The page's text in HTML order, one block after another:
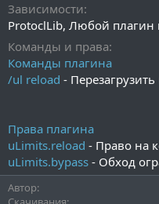
YAML:
# Плагины на заказ#
# Discord azim0k0
# - Любые вопросы по
# - Любые ошибки в
# - Любые доработки/
# Функции плагина
# - Ограничьте
# - Настройка миров,
# Преимущества
# - Настройка
Зависимости
ProtoclLib, Любой плагин
Команды и права
Команды плагина
/ul reload -
Права плагина
uLimits.reload - Право на
uLimits.bypass - Обход
Автор